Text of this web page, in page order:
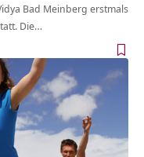
Bad Meinberg erstmals
Die…